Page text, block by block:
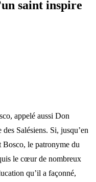
saint inspire
appelé aussi Don
Salésiens. Si, jusqu’en
Bosco, le patronyme du
le cœur de nombreux
qu’il a façonné,